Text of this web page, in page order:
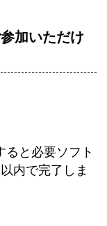
加いただけ
ると必要ソフト
内で完了しま